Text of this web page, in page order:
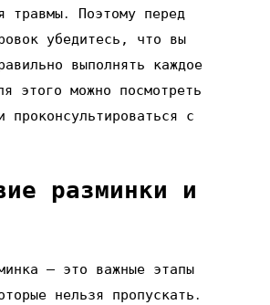
травмы․ Поэтому перед
убедитесь‚ что вы
выполнять каждое
этого можно посмотреть
проконсультироваться с
разминки и
– это важные этапы
нельзя пропускать․